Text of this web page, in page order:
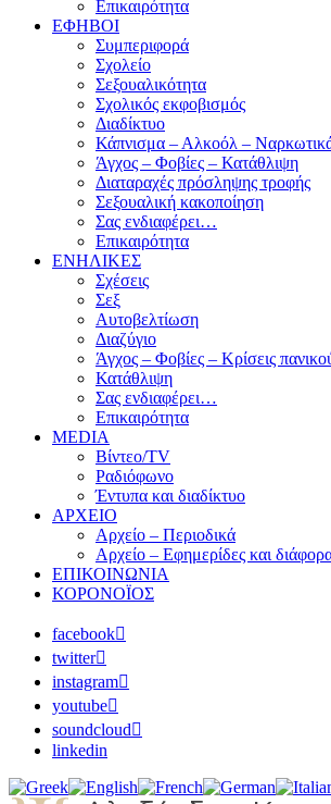
Επικαιρότητα
ΕΦΗΒΟΙ
Συμπεριφορά
Σχολείο
Σεξουαλικότητα
Σχολικός εκφοβισμός
Διαδίκτυο
Κάπνισμα – Αλκοόλ –
Άγχος – Φοβίες – Κατάθλιψη
Διαταραχές πρόσληψης τροφής
Σεξουαλική κακοποίηση
Σας ενδιαφέρει…
Επικαιρότητα
ΕΝΗΛΙΚΕΣ
Σχέσεις
Σεξ
Αυτοβελτίωση
Διαζύγιο
Άγχος – Φοβίες – Κρίσεις
Κατάθλιψη
Σας ενδιαφέρει…
Επικαιρότητα
MEDIA
Βίντεο/TV
Ραδιόφωνο
Έντυπα και διαδίκτυο
ΑΡΧΕΙΟ
Αρχείο – Περιοδικά
Αρχείο – Εφημερίδες και
ΕΠΙΚΟΙΝΩΝΙΑ
ΚΟΡΟΝΟΪΟΣ
facebook
twitter
instagram
youtube
soundcloud
linkedin